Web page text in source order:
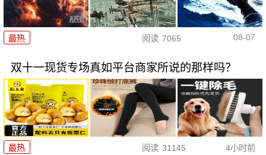
最热 阅读 7065 08-07
双十一现货专场真如平台商家所说的那样吗？
最热 阅读 31145 4小时前